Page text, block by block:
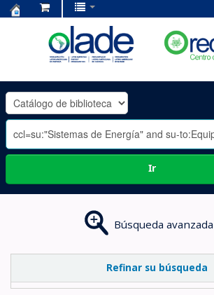
OLADE
-
Ir
Búsqueda avanzada
Refinar su búsqueda